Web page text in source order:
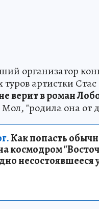
организатор
туров артистки
верит в роман
Мол, "родила она от
Как попасть
космодром
несостоявшееся